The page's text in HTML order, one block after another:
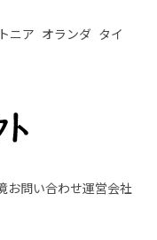
ニア オランダ タイ
お問い合わせ運営会社